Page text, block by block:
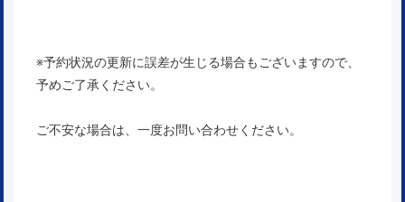
※予約状況の更新に誤差が生じる場合もございますので、
予めご了承ください。
ご不安な場合は、一度お問い合わせください。